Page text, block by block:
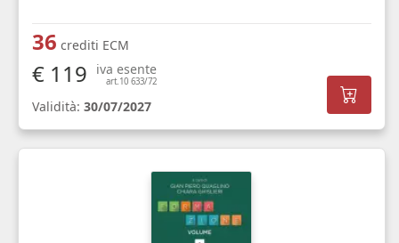
36 crediti ECM
€ 119 iva esente
art.10 633/72
Validità: 30/07/2027